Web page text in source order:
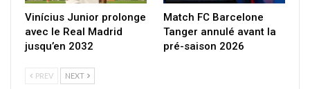
Vinícius Junior prolonge
avec le Real Madrid
jusqu’en 2032
Match FC Barcelone
Tanger annulé avant la
pré-saison 2026
PREV NEXT